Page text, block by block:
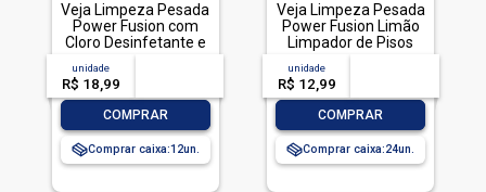
Veja Limpeza Pesada
Power Fusion com
Cloro Desinfetante e
Limpador 950mL
unidade
R$ 18,99
COMPRAR
Comprar caixa:12
Veja Limpeza Pesada
Power Fusion Limão
Limpador de Pisos
500mL
unidade
R$ 12,99
COMPRAR
Comprar caixa:24